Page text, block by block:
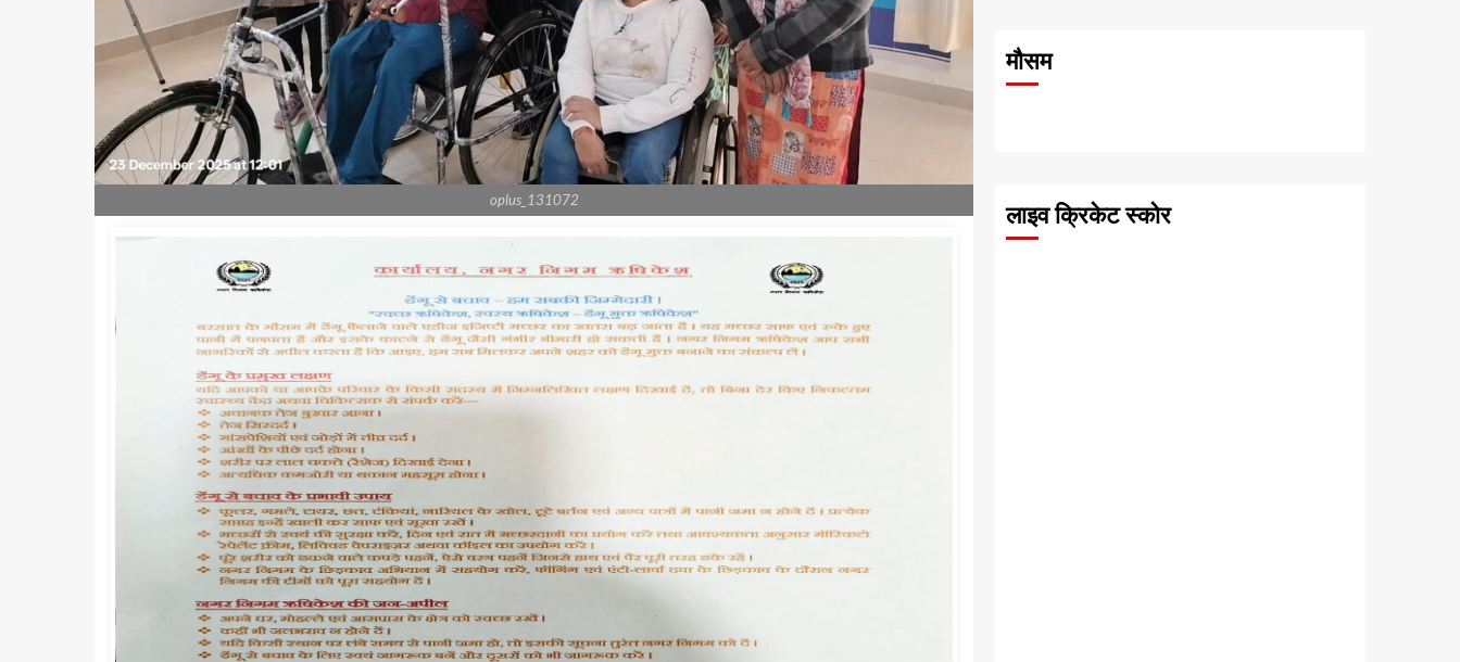
oplus_131072
मौसम
लाइव क्रिकेट स्कोर